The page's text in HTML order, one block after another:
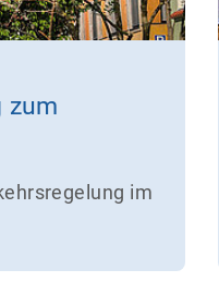
zum
im